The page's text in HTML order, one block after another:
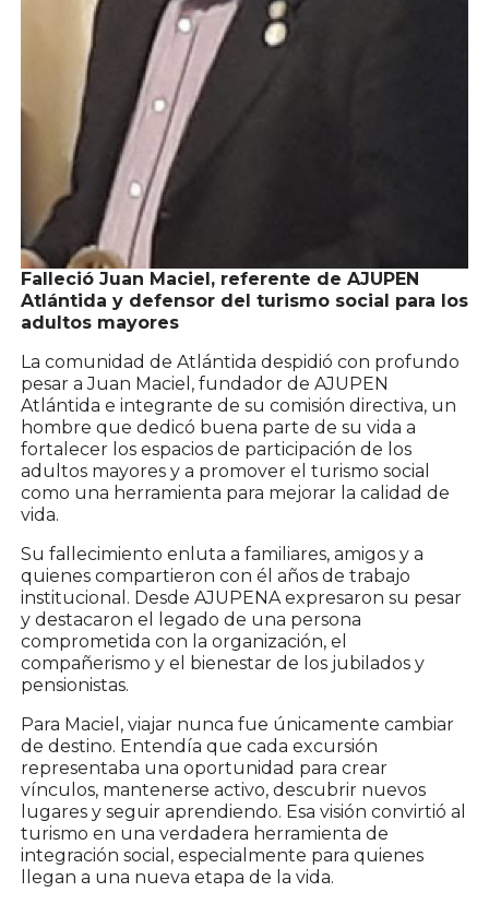
Falleció Juan Maciel, referente de AJUPEN
Atlántida y defensor del turismo social para los
adultos mayores
La comunidad de Atlántida despidió con profundo
pesar a Juan Maciel, fundador de AJUPEN
Atlántida e integrante de su comisión directiva, un
hombre que dedicó buena parte de su vida a
fortalecer los espacios de participación de los
adultos mayores y a promover el turismo social
como una herramienta para mejorar la calidad de
vida.
Su fallecimiento enluta a familiares, amigos y a
quienes compartieron con él años de trabajo
institucional. Desde AJUPENA expresaron su pesar
y destacaron el legado de una persona
comprometida con la organización, el
compañerismo y el bienestar de los jubilados y
pensionistas.
Para Maciel, viajar nunca fue únicamente cambiar
de destino. Entendía que cada excursión
representaba una oportunidad para crear
vínculos, mantenerse activo, descubrir nuevos
lugares y seguir aprendiendo. Esa visión convirtió al
turismo en una verdadera herramienta de
integración social, especialmente para quienes
llegan a una nueva etapa de la vida.